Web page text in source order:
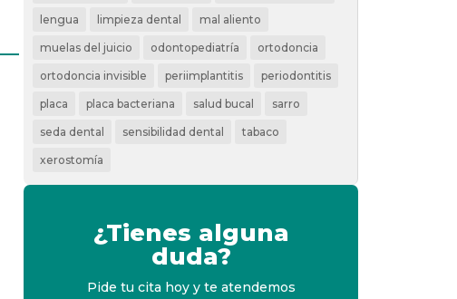
lengua limpieza dental mal aliento
muelas del juicio odontopediatría ortodoncia
ortodoncia invisible periimplantitis periodontitis
placa placa bacteriana salud bucal sarro
seda dental sensibilidad dental tabaco
xerostomía
¿Tienes alguna
duda?
Pide tu cita hoy y te atendemos